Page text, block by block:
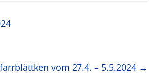
vom 27.4. – 5.5.2024 →